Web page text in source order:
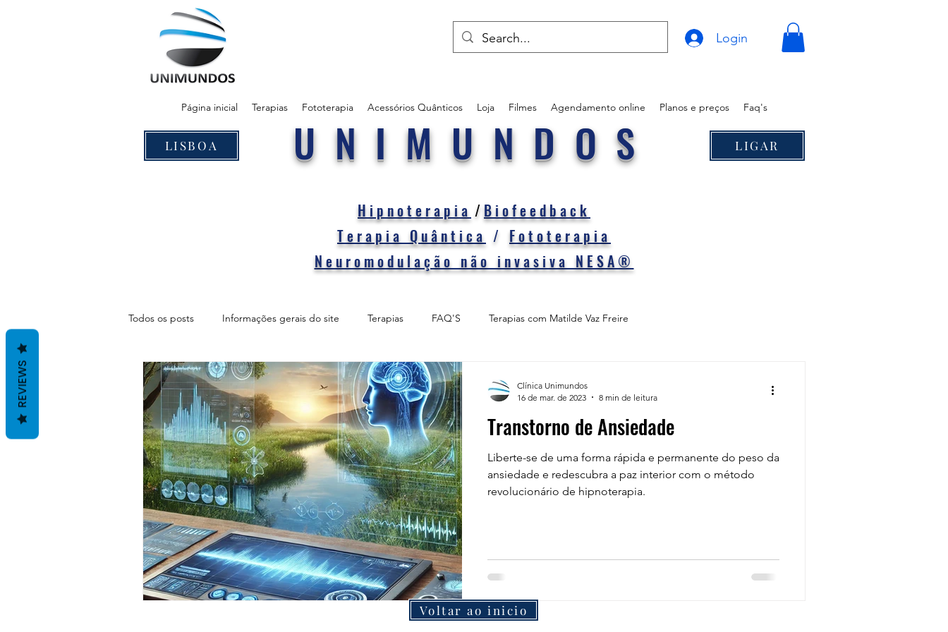
Login
Página inicial Terapias Fototerapia Acessórios Quânticos Loja Filmes Agendamento online Planos e preços Faq's
UNIMUNDOS
Hipnoterapia /Biofeedback
Terapia Quântica /Fototerapia
Neuromodulação não invasiva NESA®
LISBOA LIGAR
Todos os posts Informações gerais do site Terapias FAQ'S Terapias com Matilde Vaz Freire
Terapias com Antonio Santos
Transtorno de Ansiedade
Liberte-se de uma forma rápida e permanente do peso da
ansiedade e redescubra a paz interior com o método
revolucionário de hipnoterapia.
Clínica Unimundos
16 de mar. de 2023
8 min de leitura
Voltar ao inicio
REVIEWS